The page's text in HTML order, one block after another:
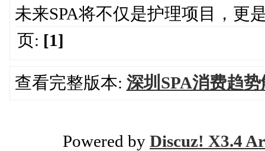
未来SPA将不仅是护理项目，更
页: [1]
查看完整版本: 深圳SPA消费趋
Powered by Discuz! X3.4